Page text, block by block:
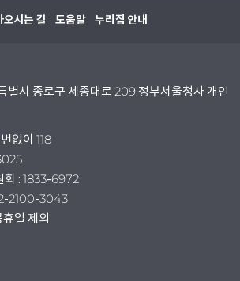
오시는 길 도움말 누리집 안내
별시 종로구 세종대로 209 정부서울청사 개인
없이 118
회 : 1833-6972
2100-3043
일 제외